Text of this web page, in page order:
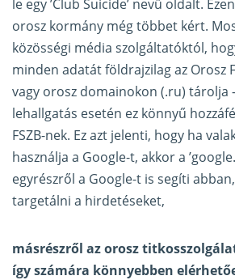
le egy ’Club Suicide’ nevű oldalt.
orosz kormány még többet kért.
közösségi média szolgáltatóktól,
minden adatát földrajzilag az Orosz
vagy orosz domainokon (.ru) tárolja
lehallgatás esetén ez könnyű
FSZB-nek. Ez azt jelenti, hogy ha
használja a Google-t, akkor a
egyrészről a Google-t is segíti
targetálni a hirdetéseket,
másrészről az orosz
így számára könnyebben